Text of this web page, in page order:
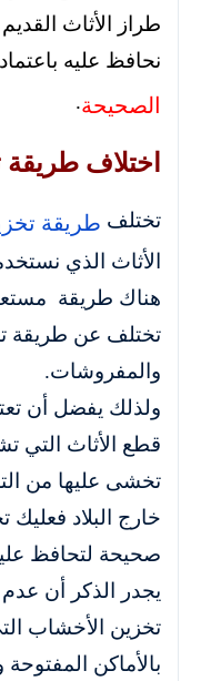
طراز الأثاث
نحافظ عليه باعتماد
الصحيحة.
اختلاف طريقة
تختلف طريقة
الأثاث الذي
هناك طريقة
تختلف عن طريقة
والمفروشات.
ولذلك يفضل أن
قطع الأثاث التي
تخشى عليها من
خارج البلاد
صحيحة لتحافظ
يجدر الذكر أن
تخزين الأخشاب
بالأماكن